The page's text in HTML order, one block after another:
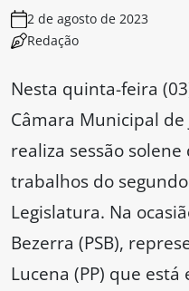
2 de agosto de 2023
Redação
Nesta quinta-feira
Câmara Municipal de
realiza sessão
trabalhos do
Legislatura. Na
Bezerra (PSB),
Lucena (PP) que